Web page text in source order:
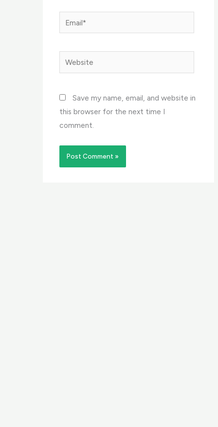
Email*
Website
Save my name, email, and website in
this browser for the next time I
comment.